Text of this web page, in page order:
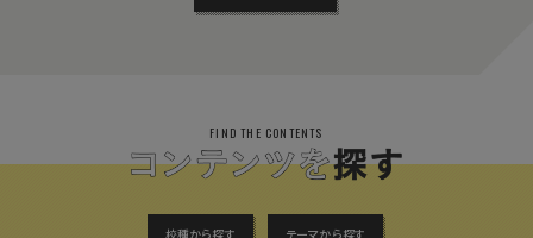
FIND THE CONTENTS
校種から探す テーマから探す